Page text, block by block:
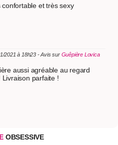
confortable et très sexy
2021 à 18h23 - Avis sur Guêpière Lovica
aussi agréable au regard
parfaite !
OBSESSIVE